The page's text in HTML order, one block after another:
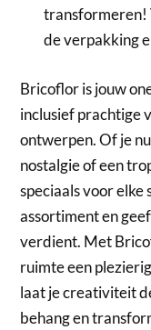
transformeren!
de verpakking
Bricoflor is jouw
inclusief prachtige
ontwerpen. Of je
nostalgie of een
speciaals voor
assortiment en
verdient. Met
ruimte een
laat je creativiteit
behang en